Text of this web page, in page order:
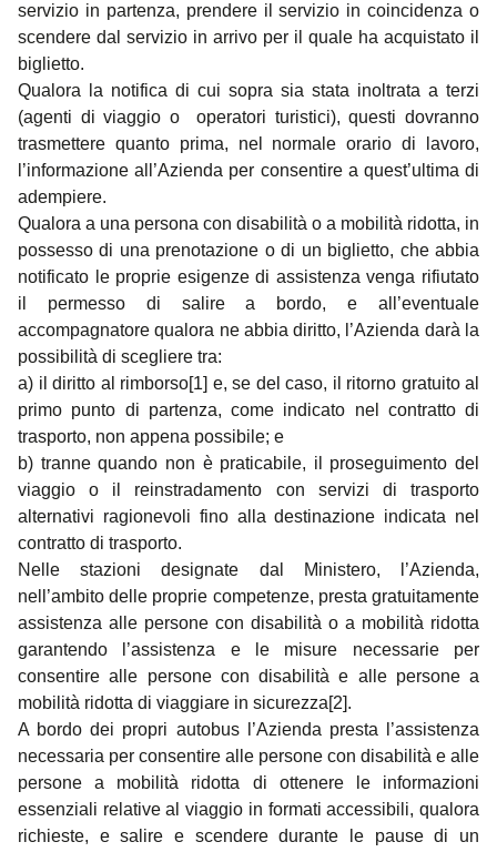
servizio in partenza, prendere il servizio in coincidenza o
scendere dal servizio in arrivo per il quale ha acquistato il
biglietto.
Qualora la notifica di cui sopra sia stata inoltrata a terzi
(agenti di viaggio o operatori turistici), questi dovranno
trasmettere quanto prima, nel normale orario di lavoro,
l’informazione all’Azienda per consentire a quest’ultima di
adempiere.
Qualora a una persona con disabilità o a mobilità ridotta, in
possesso di una prenotazione o di un biglietto, che abbia
notificato le proprie esigenze di assistenza venga rifiutato
il permesso di salire a bordo, e all’eventuale
accompagnatore qualora ne abbia diritto, l’Azienda darà la
possibilità di scegliere tra:
a) il diritto al rimborso[1] e, se del caso, il ritorno gratuito al
primo punto di partenza, come indicato nel contratto di
trasporto, non appena possibile; e
b) tranne quando non è praticabile, il proseguimento del
viaggio o il reinstradamento con servizi di trasporto
alternativi ragionevoli fino alla destinazione indicata nel
contratto di trasporto.
Nelle stazioni designate dal Ministero, l’Azienda,
nell’ambito delle proprie competenze, presta gratuitamente
assistenza alle persone con disabilità o a mobilità ridotta
garantendo l’assistenza e le misure necessarie per
consentire alle persone con disabilità e alle persone a
mobilità ridotta di viaggiare in sicurezza[2].
A bordo dei propri autobus l’Azienda presta l’assistenza
necessaria per consentire alle persone con disabilità e alle
persone a mobilità ridotta di ottenere le informazioni
essenziali relative al viaggio in formati accessibili, qualora
richieste, e salire e scendere durante le pause di un